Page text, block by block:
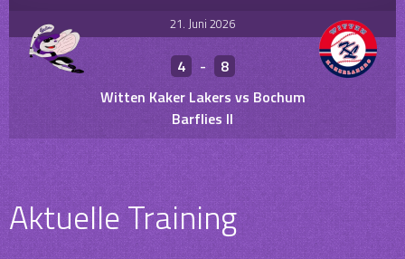
21. Juni 2026
4 -
8
Witten Kaker Lakers vs Bochum
Barflies II
Aktuelle Training